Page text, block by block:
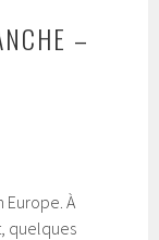
–
Europe. À
quelques